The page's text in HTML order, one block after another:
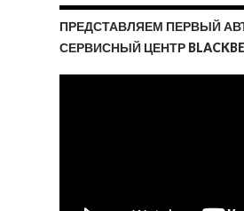
ПРЕДСТАВЛЯЕМ ПЕРВЫЙ
СЕРВИСНЫЙ ЦЕНТР